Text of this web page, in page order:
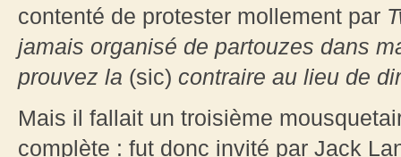
contenté de protester mollement par
jamais organisé de partouzes dans
prouvez la (sic) contraire au lieu de
Mais il fallait un troisième
complète : fut donc invité par Jack